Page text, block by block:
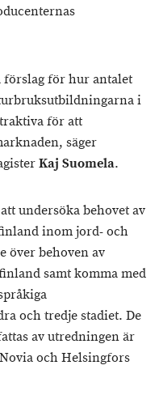
för hur antalet
i
för att
säger
Kaj Suomela.
undersöka behovet av
inom jord- och
över behoven av
samt komma med
och tredje stadiet. De
av utredningen är
och Helsingfors